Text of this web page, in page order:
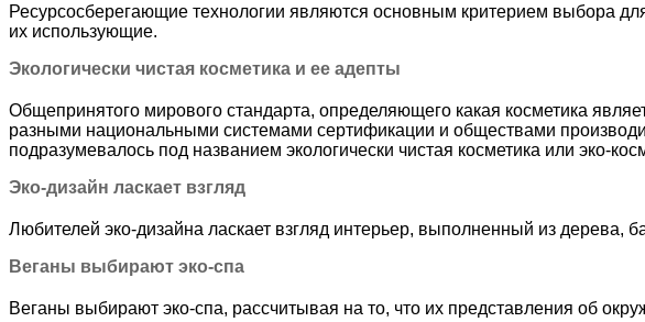
Ресурсосберегающие технологии являются основным критерием выбора
их использующие.
Экологически чистая косметика и ее адепты
Общепринятого мирового стандарта, определяющего какая косметика
разными национальными системами сертификации и обществами
подразумевалось под названием экологически чистая косметика или эко-
Эко-дизайн ласкает взгляд
Любителей эко-дизайна ласкает взгляд интерьер, выполненный из дерева,
Веганы выбирают эко-спа
Веганы выбирают эко-спа, рассчитывая на то, что их представления об